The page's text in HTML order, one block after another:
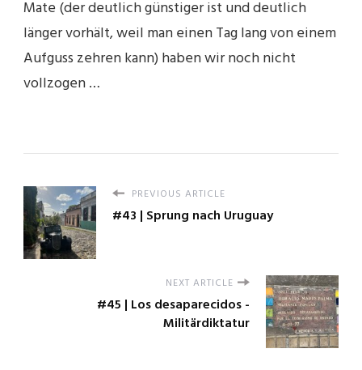
Mate (der deutlich günstiger ist und deutlich
länger vorhält, weil man einen Tag lang von einem
Aufguss zehren kann) haben wir noch nicht
vollzogen …
PREVIOUS ARTICLE
#43 | Sprung nach Uruguay
NEXT ARTICLE
#45 | Los desaparecidos -
Militärdiktatur